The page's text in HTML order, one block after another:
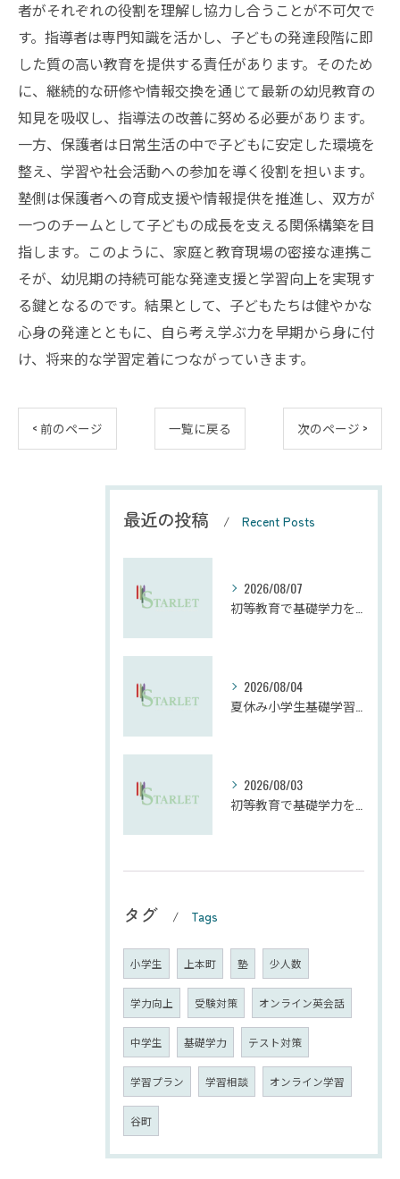
者がそれぞれの役割を理解し協力し合うことが不可欠で
す。指導者は専門知識を活かし、子どもの発達段階に即
した質の高い教育を提供する責任があります。そのため
に、継続的な研修や情報交換を通じて最新の幼児教育の
知見を吸収し、指導法の改善に努める必要があります。
一方、保護者は日常生活の中で子どもに安定した環境を
整え、学習や社会活動への参加を導く役割を担います。
塾側は保護者への育成支援や情報提供を推進し、双方が
一つのチームとして子どもの成長を支える関係構築を目
指します。このように、家庭と教育現場の密接な連携こ
そが、幼児期の持続可能な発達支援と学習向上を実現す
る鍵となるのです。結果として、子どもたちは健やかな
心身の発達とともに、自ら考え学ぶ力を早期から身に付
け、将来的な学習定着につながっていきます。
< 前のページ 一覧に戻る 次のページ >
最近の投稿 Recent Posts
2026/08/07
2026/08/04
2026/08/03
タグ Tags
小学生 上本町 塾 少人数
学力向上 受験対策 オンライン英会話
中学生 基礎学力 テスト対策
学習プラン 学習相談 オンライン学習
谷町